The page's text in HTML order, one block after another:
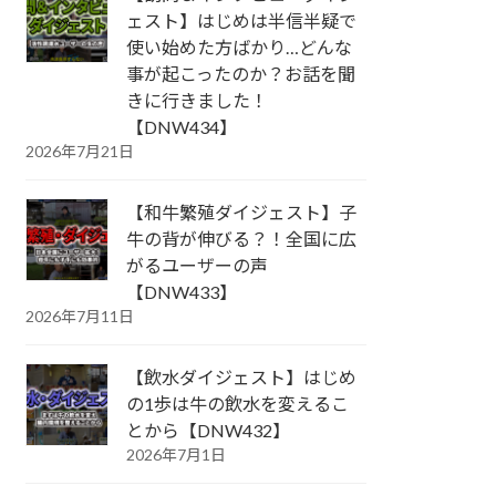
ェスト】はじめは半信半疑で
使い始めた方ばかり…どんな
事が起こったのか？お話を聞
きに行きました！
【DNW434】
2026年7月21日
【和牛繁殖ダイジェスト】子
牛の背が伸びる？！全国に広
がるユーザーの声
【DNW433】
2026年7月11日
【飲水ダイジェスト】はじめ
の1歩は牛の飲水を変えるこ
とから【DNW432】
2026年7月1日